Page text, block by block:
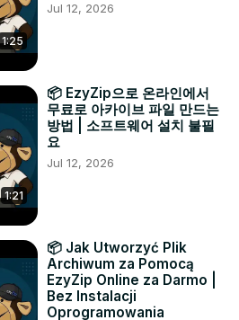
1:25
Jul 12, 2026
1:21
📦 EzyZip으로 온라인에서
무료로 아카이브 파일 만드는
방법 | 소프트웨어 설치 불필
요
Jul 12, 2026
📦 Jak Utworzyć Plik
Archiwum za Pomocą
EzyZip Online za Darmo |
Bez Instalacji
Oprogramowania